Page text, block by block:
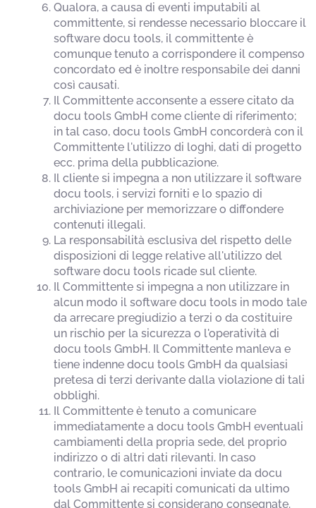
Qualora, a causa di eventi imputabili al
committente, si rendesse necessario bloccare il
software docu tools, il committente è
comunque tenuto a corrispondere il compenso
concordato ed è inoltre responsabile dei danni
così causati.
Il Committente acconsente a essere citato da
docu tools GmbH come cliente di riferimento;
in tal caso, docu tools GmbH concorderà con il
Committente l'utilizzo di loghi, dati di progetto
ecc. prima della pubblicazione.
Il cliente si impegna a non utilizzare il software
docu tools, i servizi forniti e lo spazio di
archiviazione per memorizzare o diffondere
contenuti illegali.
La responsabilità esclusiva del rispetto delle
disposizioni di legge relative all'utilizzo del
software docu tools ricade sul cliente.
Il Committente si impegna a non utilizzare in
alcun modo il software docu tools in modo tale
da arrecare pregiudizio a terzi o da costituire
un rischio per la sicurezza o l'operatività di
docu tools GmbH. Il Committente manleva e
tiene indenne docu tools GmbH da qualsiasi
pretesa di terzi derivante dalla violazione di tali
obblighi.
Il Committente è tenuto a comunicare
immediatamente a docu tools GmbH eventuali
cambiamenti della propria sede, del proprio
indirizzo o di altri dati rilevanti. In caso
contrario, le comunicazioni inviate da docu
tools GmbH ai recapiti comunicati da ultimo
dal Committente si considerano consegnate.